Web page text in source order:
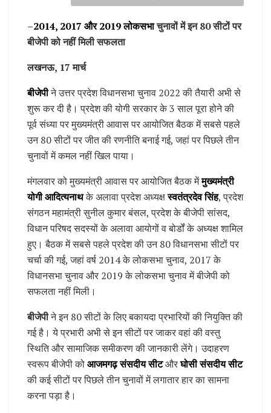
–2014, 2017 और 2019 लोकसभाचुनावों में इन 80 सीटों पर
बीजेपी को नहीं मिली सफलता
लखनऊ, 17 मार्च
बीजेपीने उत्तर प्रदेश विधानसभा चुनाव 2022 की तैयारी अभी से
शुरू कर दी है। प्रदेश की योगी सरकार के 3 साल पूरा होने की
पूर्व संध्या पर मुख्यमंत्री आवास पर आयोजित बैठक में सबसे पहले
उन 80 सीटों पर जीत की रणनीति बनाई गई, जहां पर पिछले तीन
चुनावों में कमल नहीं खिल पाया।
मंगलवार को मुख्यमंत्री आवास पर आयोजित बैठक मेंमुख्यमंत्री
योगी आदित्यनाथके अलावा प्रदेश अध्यक्षस्वतंत्रदेव सिंह, प्रदेश
संगठन महामंत्री सुनील कुमार बंसल, प्रदेश के बीजेपी सांसद,
विधान परिषद सदस्यों के अलावा आयोगों व बोर्डों के अध्यक्ष शामिल
हुए। बैठक में सबसे पहले प्रदेश की उन 80 विधानसभा सीटों पर
चर्चा की गई, जहां वर्ष 2014 के लोकसभा चुनाव, 2017 के
विधानसभा चुनाव और 2019 के लोकसभा चुनाव में बीजेपी को
सफलता नहीं मिली।
बीजेपीने इन 80 सीटों के लिए बकायदा प्रभारियों की नियुक्ति की
गई है। ये प्रभारी अभी से इन सीटों पर जाकर वहां की वस्तु
स्थिति और सामाजिक समीकरण की जानकारी लेंगे। उदाहरण
स्वरूप बीजेपी कोआजमगढ़ संसदीय सीटऔरघोसी संसदीय सीट
की कई सीटों पर पिछले तीन चुनावों में लगातार हार का सामना
करना पड़ा है।